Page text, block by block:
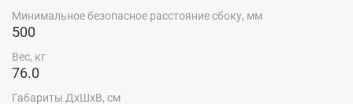
Минимальное безопасное расстояние сбоку, мм
500
Вес, кг
76.0
Габариты ДхШхВ, см